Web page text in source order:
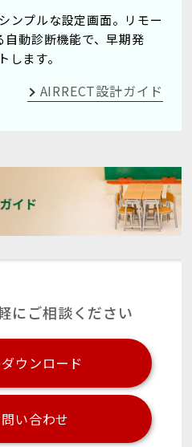
ンプルな設定画面。リモー
自動診断機能で、早期発
します。
AIRRECT設計ガイド
にご相談ください
ウンロード
い合わせ